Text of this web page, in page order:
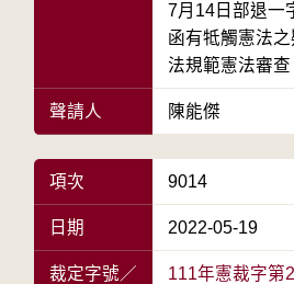
7月14日部退一
函有牴觸憲法
法規範憲法審查
聲請人 陳能傑
項次 9014
日期 2022-05-19
裁定字號／
111年憲裁字第